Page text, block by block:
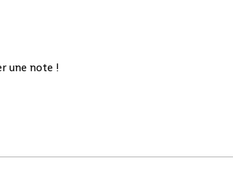
Talibé Sylla, a estimé lors
milliards de m3 par an,
une note !